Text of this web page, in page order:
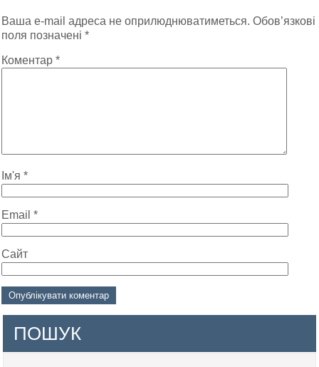
Ваша e-mail адреса не оприлюднюватиметься. Обов’язкові
поля позначені*
Коментар*
Ім'я*
Email*
Сайт
ПОШУК